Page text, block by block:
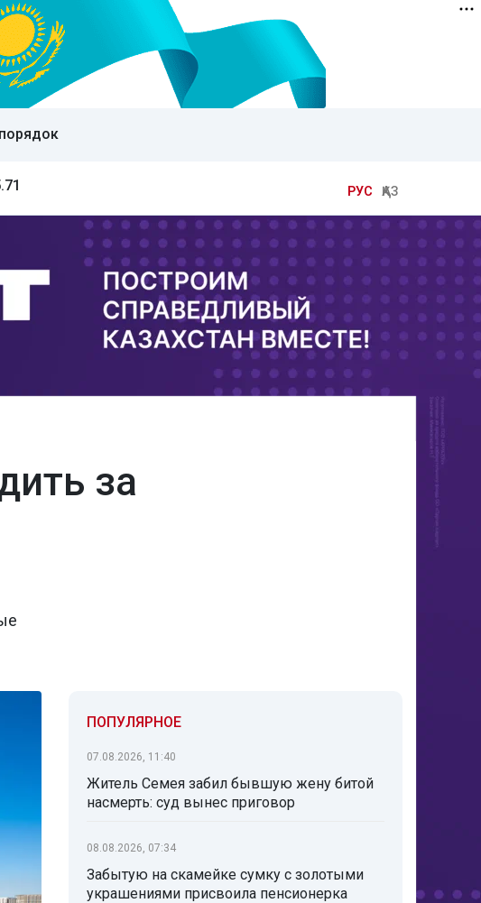
РУС ҚАЗ
за
ПОПУЛЯРНОЕ
07.08.2026, 11:40
Житель Семея забил бывшую жену битой
насмерть: суд вынес приговор
08.08.2026, 07:34
Забытую на скамейке сумку с золотыми
украшениями присвоила пенсионерка